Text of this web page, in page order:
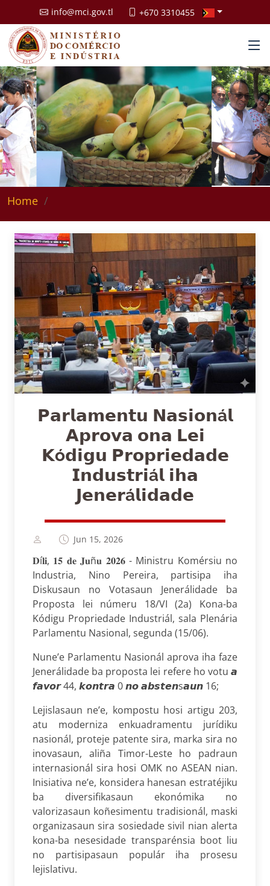
info@mci.gov.tl +670 3310455
Home
𝗣𝗮𝗿𝗹𝗮𝗺𝗲𝗻𝘁𝘂 𝗡𝗮𝘀𝗶𝗼𝗻á𝗹
𝗔𝗽𝗿𝗼𝘃𝗮 𝗼𝗻𝗮 𝗟𝗲𝗶
𝗞ó𝗱𝗶𝗴𝘂 𝗣𝗿𝗼𝗽𝗿𝗶𝗲𝗱𝗮𝗱𝗲
𝗜𝗻𝗱𝘂𝘀𝘁𝗿𝗶á𝗹 𝗶𝗵𝗮
𝗝𝗲𝗻𝗲𝗿á𝗹𝗶𝗱𝗮𝗱𝗲
Jun 15, 2026
𝐃í𝐥𝐢, 𝟏𝟓 𝐝𝐞 𝐉𝐮ñ𝐮 𝟐𝟎𝟐𝟔 - Ministru Komérsiu no
Industria, Nino Pereira, partisipa iha
Diskusaun no Votasaun Jenerálidade ba
Proposta lei númeru 18/VI (2a) Kona-ba
Kódigu Propriedade Industriál, sala Plenária
Parlamentu Nasional, segunda (15/06).
Nune’e Parlamentu Nasionál aprova iha faze
Jenerálidade ba proposta lei refere ho votu 𝙖
𝙛𝙖𝙫𝙤𝙧44, 𝙠𝙤𝙣𝙩𝙧𝙖 0𝙣𝙤𝙖𝙗𝙨𝙩𝙚𝙣s𝙖𝙪𝙣 16;
Lejislasaun ne’e, kompostu hosi artigu 203,
atu moderniza enkuadramentu jurídiku
nasionál, proteje patente sira, marka sira no
inovasaun, aliña Timor-Leste ho padraun
internasionál sira hosi OMK no ASEAN nian.
Inisiativa ne’e, konsidera hanesan estratéjiku
ba diversifikasaun ekonómika no
valorizasaun koñesimentu tradisionál, maski
organizasaun sira sosiedade sivil nian alerta
kona-ba nesesidade transparénsia boot liu
no partisipasaun populár iha prosesu
lejislativu.